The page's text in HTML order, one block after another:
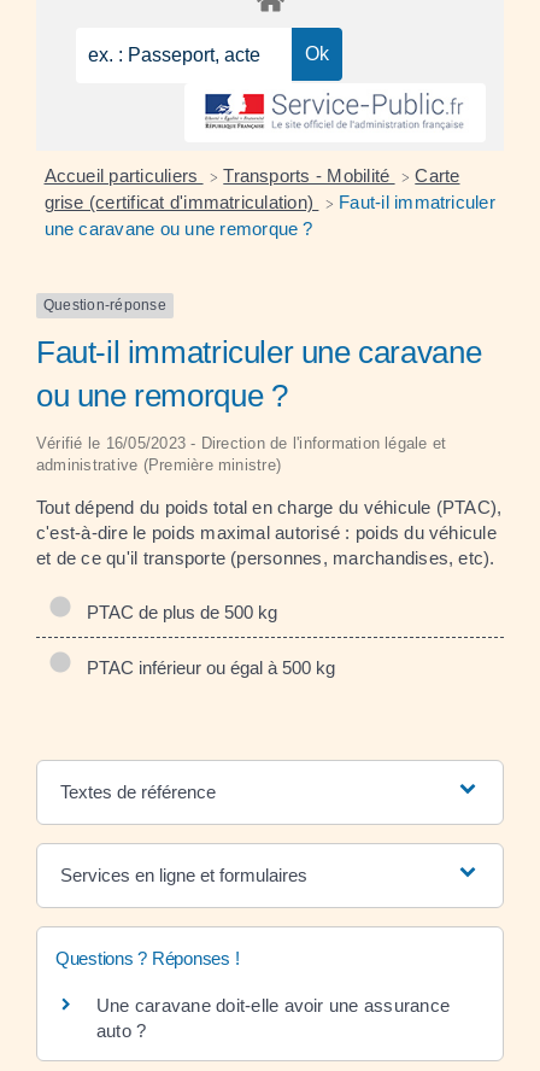
Accueil particuliers > Transports - Mobilité > Carte
grise (certificat d'immatriculation)
> Faut-il immatriculer
une caravane ou une remorque ?
Question-réponse
Faut-il immatriculer une caravane
ou une remorque ?
Vérifié le 16/05/2023 - Direction de l'information légale et
administrative (Première ministre)
Tout dépend du poids total en charge du véhicule (PTAC),
c'est-à-dire le poids maximal autorisé : poids du véhicule
et de ce qu'il transporte (personnes, marchandises, etc).
PTAC de plus de 500 kg
PTAC inférieur ou égal à 500 kg
Textes de référence
Services en ligne et formulaires
Questions ? Réponses !
Une caravane doit-elle avoir une assurance
auto ?